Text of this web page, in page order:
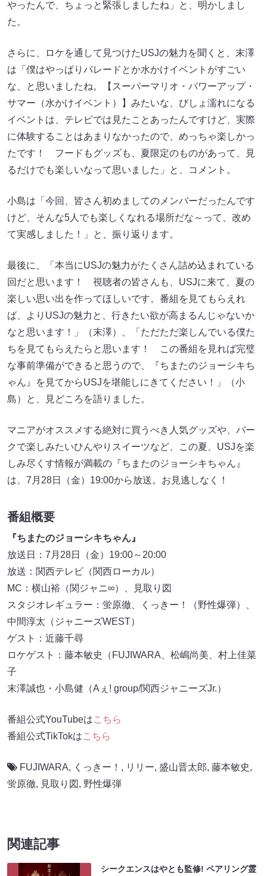
やったんで、ちょっと緊張しましたね」と、明かしまし
た。
さらに、ロケを通して見つけたUSJの魅力を聞くと、末澤
は「僕はやっぱりパレードとか水かけイベントがすごい
な、と思いましたね。【スーパーマリオ・パワーアップ・
サマー（水かけイベント）】みたいな、びしょ濡れになる
イベントは、テレビでは見たことあったんですけど、実際
に体験することはあまりなかったので、めっちゃ楽しかっ
たです！ フードもグッズも、夏限定のものがあって、見
るだけでも楽しいなって思いました」と、コメント。
小島は「今回、皆さん初めましてのメンバーだったんです
けど、そんな5人でも楽しくなれる場所だな～って、改め
て実感しました！」と、振り返ります。
最後に、「本当にUSJの魅力がたくさん詰め込まれている
回だと思います！ 視聴者の皆さんも、USJに来て、夏の
楽しい思い出を作ってほしいです。番組を見てもらえれ
ば、よりUSJの魅力と、行きたい欲が高まるんじゃないか
なと思います！」（末澤）、「ただただ楽しんでいる僕た
ちを見てもらえたらと思います！ この番組を見れば完璧
な事前準備ができると思うので、『ちまたのジョーシキち
ゃん』を見てからUSJを堪能しにきてください！」（小
島）と、見どころを語りました。
マニアがオススメする絶対に買うべき人気グッズや、パー
クで楽しみたいひんやりスイーツなど、この夏、USJを楽
しみ尽くす情報が満載の『ちまたのジョーシキちゃん』
は、7月28日（金）19:00から放送。お見逃しなく！
番組概要
『ちまたのジョーシキちゃん』
放送日：7月28日（金）19:00～20:00
放送：関西テレビ（関西ローカル）
MC：横山裕（関ジャニ∞）、見取り図
スタジオレギュラー：蛍原徹、くっきー！（野性爆弾）、
中間淳太（ジャニーズWEST）
ゲスト：近藤千尋
ロケゲスト：藤本敏史（FUJIWARA、松嶋尚美、村上佳菜
子
末澤誠也・小島健（Aぇ! group/関西ジャニーズJr.）
番組公式YouTubeはこちら
番組公式TikTokはこちら
FUJIWARA, くっきー！ , リリー, 盛山晋太郎, 藤本敏史,
蛍原徹, 見取り図 , 野性爆弾
関連記事
シークエンスはやとも監修! ペアリング霊